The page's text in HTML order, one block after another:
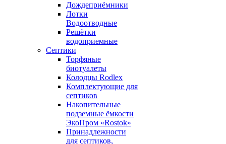
Дождеприёмники
Лотки
Водоотводные
Решётки
водоприемные
Септики
Торфяные
биотуалеты
Колодцы Rodlex
Комплектующие для
септиков
Накопительные
подземные ёмкости
ЭкоПром «Rostok»
Принадлежности
для септиков,